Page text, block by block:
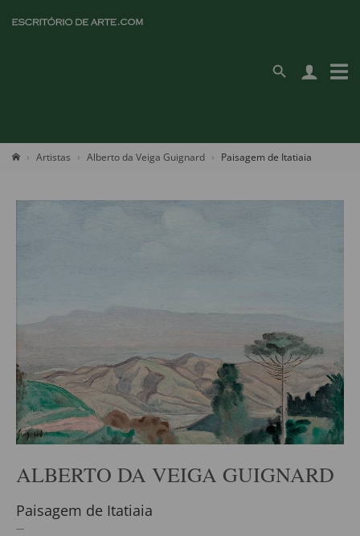
Artistas Alberto da Veiga Guignard Paisagem de Itatiaia
ALBERTO DA VEIGA GUIGNARD
Paisagem de Itatiaia